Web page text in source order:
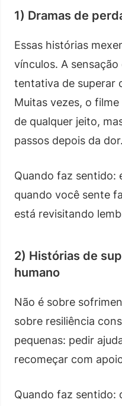
1) Dramas de
Essas histórias
vínculos. A
tentativa de superar
Muitas vezes, o
de qualquer jeito,
passos depois da dor.
Quando faz sentido:
quando você sente
está revisitando
2) Histórias de
humano
Não é sobre
sobre resiliência
pequenas: pedir
recomeçar com
Quando faz sentido: